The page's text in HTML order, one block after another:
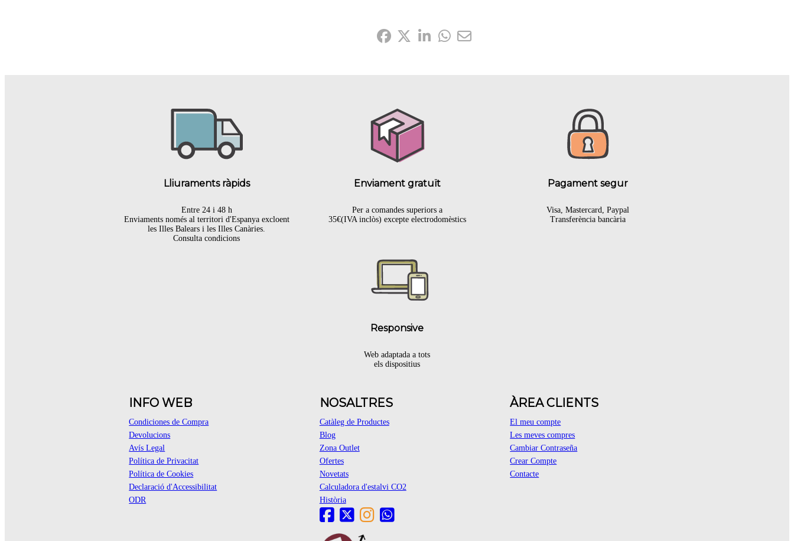
Lliuraments ràpids
Entre 24 i 48 h
Enviaments només al territori d'Espanya excloent
les Illes Balears i les Illes Canàries.
Consulta condicions
Enviament gratuït
Per a comandes superiors a
35€(IVA inclòs) excepte electrodomèstics
Pagament segur
Visa, Mastercard, Paypal
Transferència bancària
Responsive
Web adaptada a tots
els dispositius
INFO WEB
Condiciones de Compra
Devolucions
Avís Legal
Política de Privacitat
Política de Cookies
Declaració d'Accessibilitat
ODR
NOSALTRES
Catàleg de Productes
Blog
Zona Outlet
Ofertes
Novetats
Calculadora d'estalvi CO2
Història
ÀREA CLIENTS
El meu compte
Les meves compres
Cambiar Contraseña
Crear Compte
Contacte